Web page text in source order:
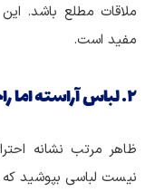
ملاقات مطلع باشد.
مفید است.
۲. لباس آراسته اما راحت بپوشید
ظاهر مرتب نشانه
نیست لباسی بپوشید که